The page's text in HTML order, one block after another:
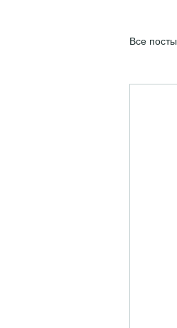
Все посты